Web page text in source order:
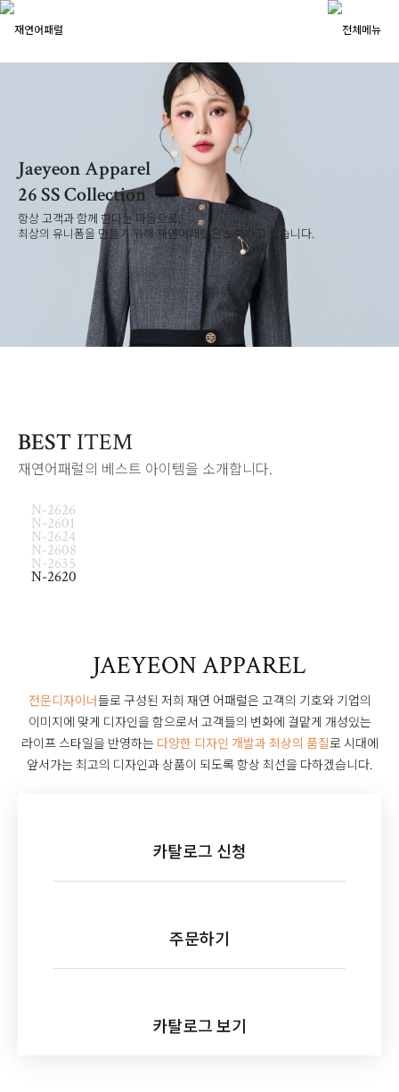
Jaeyeon Apparel
26 SS Collection
항상 고객과 함께 한다는 마음으로,
최상의 유니폼을 만들기 위해 재연어패럴은 노력하고 있습니다.
BEST ITEM
재연어패럴의 베스트 아이템을 소개합니다.
N-2626
N-2601
N-2624
N-2608
N-2635
N-2620
JAEYEON APPAREL
전문디자이너들로 구성된 저희 재연 어패럴은 고객의 기호와 기업의
이미지에 맞게 디자인을 함으로서 고객들의 변화에 걸맡게 개성있는
라이프 스타일을 반영하는 다양한 디자인 개발과 최상의 품질로 시대에
앞서가는 최고의 디자인과 상품이 되도록 항상 최선을 다하겠습니다.
카탈로그 신청
주문하기
카탈로그 보기
2026 SS Collection
오피스룩불편함은 없애고 편안함을 느낄 수